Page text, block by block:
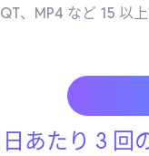
、MP4 など 15 以
日あたり 3 回